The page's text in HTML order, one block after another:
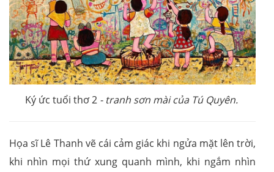
Ký ức tuổi thơ 2- tranh sơn mài của Tú Quyên.
Họa sĩ Lê Thanh vẽ cái cảm giác khi ngửa mặt lên trời,
khi nhìn mọi thứ xung quanh mình, khi ngắm nhìn